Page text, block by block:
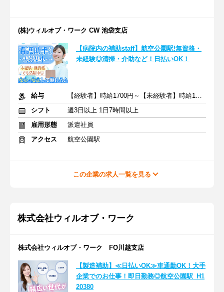
(株)ウィルオブ・ワーク CW 池袋支店
【病院内の補助staff】航空公園駅!無資格・
未経験◎清掃・介助など！日払いOK！
給与
【経験者】時給1700円～【未経験者】時給1500円～ ＋交通費
シフト
週3日以上 1日7時間以上
雇用形態
派遣社員
アクセス
航空公園駅
この企業の求人一覧を見る
株式会社ウィルオブ・ワーク
株式会社ウィルオブ・ワーク FO川越支店
【製造補助】≪日払いOK≫車通勤OK！大手
企業でのお仕事！即日勤務◎航空公園駅_H1
20380